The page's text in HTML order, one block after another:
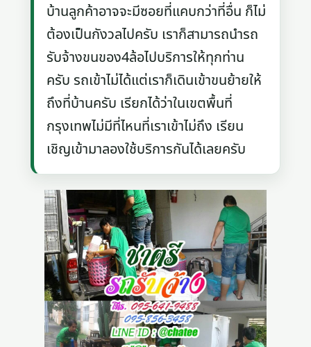
บ้านลูกค้าอาจจะมีซอยที่แคบกว่าที่อื่น ก็ไม่
ต้องเป็นกังวลไปครับ เราก็สามารถนำรถ
รับจ้างขนของ4ล้อไปบริการให้ทุกท่าน
ครับ รถเข้าไม่ได้แต่เราก็เดินเข้าขนย้ายให้
ถึงที่บ้านครับ เรียกได้ว่าในเขตพื้นที่
กรุงเทพไม่มีที่ไหนที่เราเข้าไม่ถึง เรียน
เชิญเข้ามาลองใช้บริการกันได้เลยครับ